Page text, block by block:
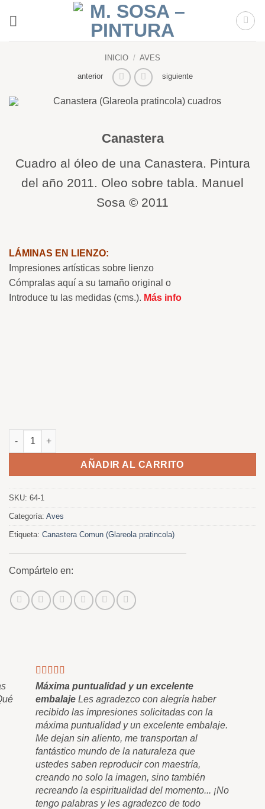
INICIO / AVES
anterior siguiente
Canastera
Cuadro al óleo de una Canastera. Pintura
del año 2011. Oleo sobre tabla. Manuel
Sosa © 2011
LÁMINAS EN LIENZO:
Impresiones artísticas sobre lienzo
Cómpralas aquí a su tamaño original o
Introduce tu las medidas (cms.). Más info
Canastera cantidad
AÑADIR AL CARRITO
SKU: 64-1
Categoría: Aves
Etiqueta: Canastera Comun (Glareola pratincola)
Compártelo en:
Máxima puntualidad y un excelente
embalaje Les agradezco con alegría haber
recibido las impresiones solicitadas con la
máxima puntualidad y un excelente embalaje.
Me dejan sin aliento, me transportan al
fantástico mundo de la naturaleza que
ustedes saben reproducir con maestría,
creando no solo la imagen, sino también
recreando la espiritualidad del momento... ¡No
tengo palabras y les agradezco de todo